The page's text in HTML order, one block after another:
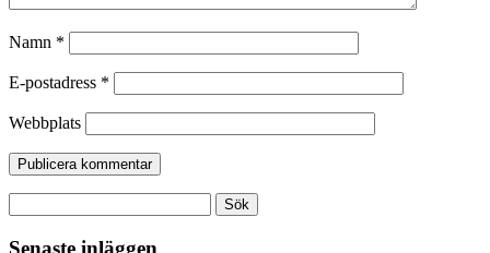
Namn *
E-postadress *
Webbplats
efter:
Senaste inläggen